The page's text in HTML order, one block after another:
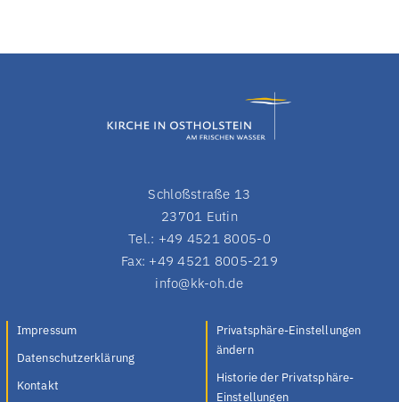
Schloßstraße 13
23701 Eutin
Tel.: +49 4521 8005-0
Fax: +49 4521 8005-219
info@kk-oh.de
Impressum
Datenschutzerklärung
Kontakt
Privatsphäre-Einstellungen
ändern
Historie der Privatsphäre-
Einstellungen